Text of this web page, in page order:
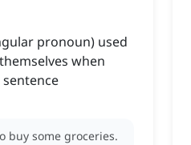
pronoun) used
when
buy some groceries.